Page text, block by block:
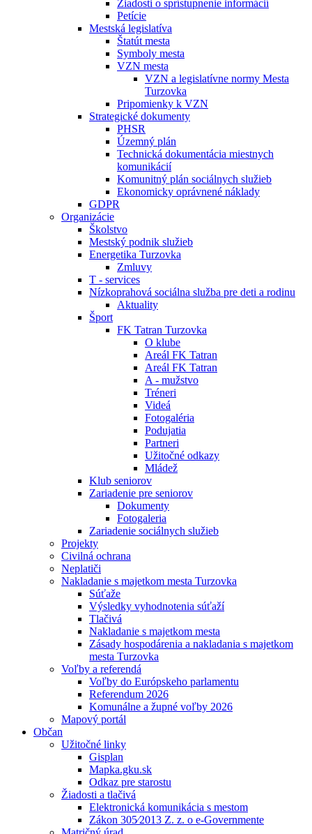
Žiadosti o sprístupnenie informácií
Petície
Mestská legislatíva
Štatút mesta
Symboly mesta
VZN mesta
VZN a legislatívne normy Mesta
Turzovka
Pripomienky k VZN
Strategické dokumenty
PHSR
Územný plán
Technická dokumentácia miestnych
komunikácií
Komunitný plán sociálnych služieb
Ekonomicky oprávnené náklady
GDPR
Organizácie
Školstvo
Mestský podnik služieb
Energetika Turzovka
Zmluvy
T - services
Nízkoprahová sociálna služba pre deti a rodinu
Aktuality
Šport
FK Tatran Turzovka
O klube
Areál FK Tatran
Areál FK Tatran
A - mužstvo
Tréneri
Videá
Fotogaléria
Podujatia
Partneri
Užitočné odkazy
Mládež
Klub seniorov
Zariadenie pre seniorov
Dokumenty
Fotogaleria
Zariadenie sociálnych služieb
Projekty
Civilná ochrana
Neplatiči
Nakladanie s majetkom mesta Turzovka
Súťaže
Výsledky vyhodnotenia súťaží
Tlačivá
Nakladanie s majetkom mesta
Zásady hospodárenia a nakladania s majetkom
mesta Turzovka
Voľby a referendá
Voľby do Európskeho parlamentu
Referendum 2026
Komunálne a župné voľby 2026
Mapový portál
Občan
Užitočné linky
Gisplan
Mapka.gku.sk
Odkaz pre starostu
Žiadosti a tlačivá
Elektronická komunikácia s mestom
Zákon 305⁄2013 Z. z. o e-Governmente